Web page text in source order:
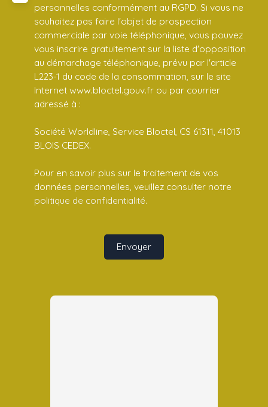
personnelles conformément au RGPD. Si vous ne
souhaitez pas faire l'objet de prospection
commerciale par voie téléphonique, vous pouvez
vous inscrire gratuitement sur la liste d'opposition
au démarchage téléphonique, prévu par l'article
L223-1 du code de la consommation, sur le site
Internet www.bloctel.gouv.fr ou par courrier
adressé à :
Société Worldline, Service Bloctel, CS 61311, 41013
BLOIS CEDEX.
Pour en savoir plus sur le traitement de vos
données personnelles, veuillez consulter notre
politique de confidentialité.
Envoyer